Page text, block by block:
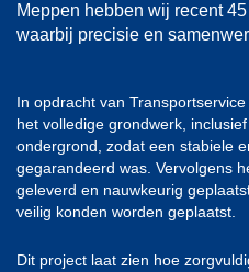
Meppen hebben wij recent
waarbij precisie en
In opdracht van
het volledige grondwerk,
ondergrond, zodat een stabiele
gegarandeerd was. Vervolgens
geleverd en nauwkeurig
veilig konden worden geplaatst.
Dit project laat zien hoe